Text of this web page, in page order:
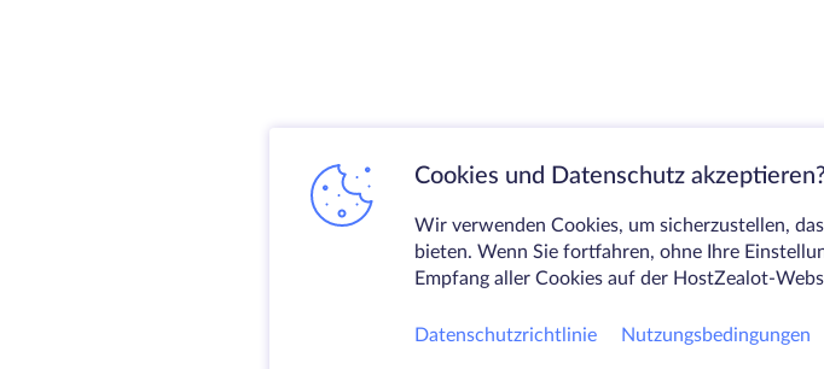
Cookies und Datenschutz
Wir verwenden Cookies, um sicherzustellen,
bieten. Wenn Sie fortfahren, ohne Ihre
Empfang aller Cookies auf der HostZealot-
Datenschutzrichtlinie Nutzungsbedingungen